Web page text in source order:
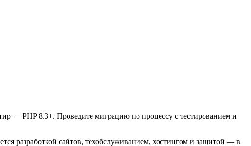
— PHP 8.3+. Проведите миграцию по процессу с тестированием и
разработкой сайтов, техобслуживанием, хостингом и защитой — в